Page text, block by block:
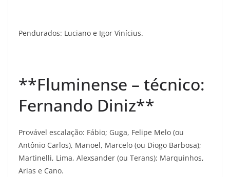
Pendurados: Luciano e Igor Vinícius.
**Fluminense – técnico:
Fernando Diniz**
Provável escalação: Fábio; Guga, Felipe Melo (ou
Antônio Carlos), Manoel, Marcelo (ou Diogo Barbosa);
Martinelli, Lima, Alexsander (ou Terans); Marquinhos,
Arias e Cano.